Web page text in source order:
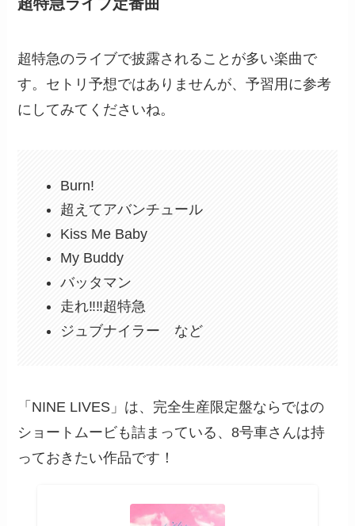
超特急のライブで披露されることが多い楽曲で
す。セトリ予想ではありませんが、予習用に参考
にしてみてくださいね。
Burn!
超えてアバンチュール
Kiss Me Baby
My Buddy
バッタマン
走れ‼︎‼︎超特急
ジュブナイラー など
「NINE LIVES」は、完全生産限定盤ならではの
ショートムービも詰まっている、8号車さんは持
っておきたい作品です！